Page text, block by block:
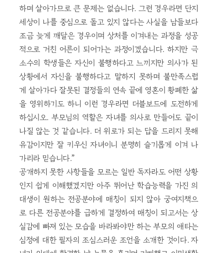
하며 살아가므로 큰 문제는 없습니다. 그런 경우라면 단지
세상이 나를 중심으로 돌고 있지 않다는 사실을 남들보다
조금 늦게 깨달은 경우이며 상처를 이겨내는 과정을 성공
적으로 거친 어른이 되어가는 과정이겠습니다. 하지만 극
소수의 학생들은 자신이 불행하다고 느끼지만 의사가 된
상황에서 자신을 불행하다고 말하지 못하며 불만족스럽
게 살아가다 잘못된 결정들의 연속 끝에 영혼이 황폐한 삶
을 영위하기도 하니 이런 경우라면 더블보드에 도전하게
하십시오. 부모님의 역할은 자녀를 의사로 만들어도 끝이
나질 않는 것 같습니다. 더 위로가 되는 답을 드리지 못해
유감이지만 잘 키우신 자녀이니 분명히 슬기롭게 이겨 나
가리라 믿습니다.”
공개하지 못한 사항들을 모르는 일반 독자라도 어떤 상황
인지 쉽게 이해했겠지만 아주 뛰어난 학습능력을 가진 의
대생이 원하는 전공분야에 매칭이 되지 않아 궁여지책으
로 다른 전공분야를 급하게 결정하여 매칭이 되고서는 상
실감에 빠져 있는 모습을 바라봐야만 하는 부모의 애타는
심정에 대한 필자의 조심스러운 조언을 소개한 것이다. 자